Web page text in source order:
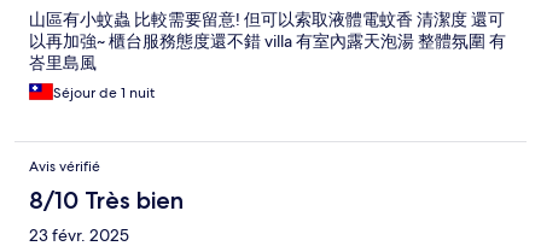
山區有小蚊蟲 比較需要留意! 但可以索取液體電蚊香 清潔度 還可
以再加強~ 櫃台服務態度還不錯 villa 有室內露天泡湯 整體氛圍 有
峇里島風
Séjour de 1 nuit
Avis vérifié
8/10 Très bien
23 févr. 2025